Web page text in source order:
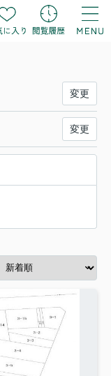
変更
変更